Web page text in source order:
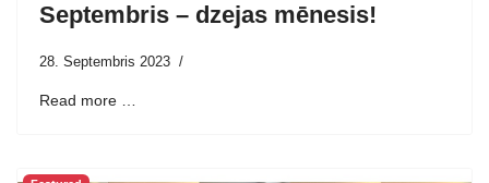
Septembris – dzejas mēnesis!
28. Septembris 2023
Read more …